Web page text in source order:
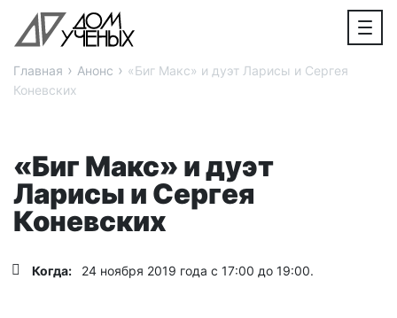
Главная › Анонс › «Биг Макс» и дуэт Ларисы и Сергея
Коневских
«Биг Макс» и дуэт
Ларисы и Сергея
Коневских
Когда: 24 ноября 2019 года с 17:00 до 19:00.